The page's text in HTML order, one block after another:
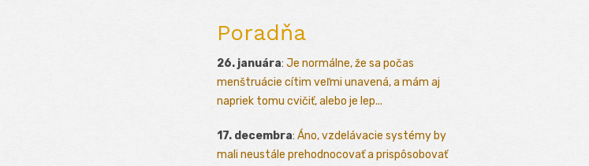
Poradňa
26. januára: Je normálne, že sa počas
menštruácie cítim veľmi unavená, a mám aj
napriek tomu cvičiť, alebo je lep...
17. decembra: Áno, vzdelávacie systémy by
mali neustále prehodnocovať a prispôsobovať